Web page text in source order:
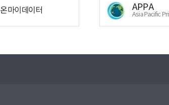
온마이데이터 APPA
Asia Pacific